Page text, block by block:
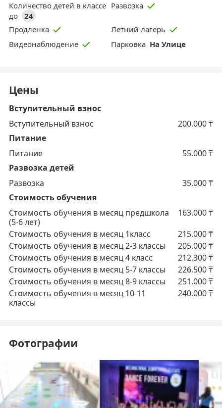
Количество детей в классе
до
24
Развозка
Продленка
Летний лагерь
Видеонаблюдение
Парковка На Улице
Цены
Вступительный взнос
Вступительный взнос
200.000₸
Питание
Питание
55.000₸
Развозка детей
Развозка
35.000₸
Стоимость обучения
Стоимость обучения в месяц предшкола
(5-6 лет)
163.000₸
Стоимость обучения в месяц 1класс
215.000₸
Стоимость обучения в месяц 2-3 классы
205.000₸
Стоимость обучения в месяц 4 класс
212.300₸
Стоимость обучения в месяц 5-7 классы
226.500₸
Стоимость обучения в месяц 8-9 классы
251.000₸
Стоимость обучения в месяц 10-11
классы
240.000₸
Фотографии